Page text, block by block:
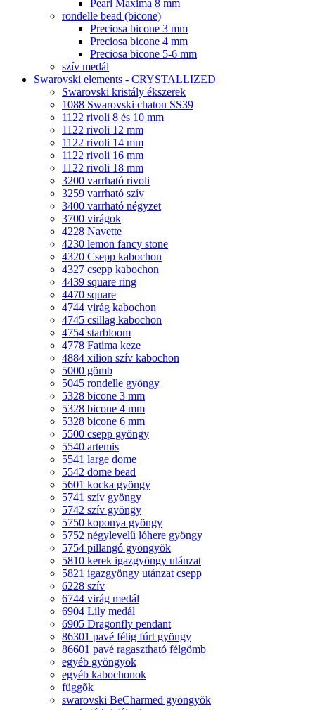
Pearl Maxima 8 mm
rondelle bead (bicone)
Preciosa bicone 3 mm
Preciosa bicone 4 mm
Preciosa bicone 5-6 mm
szív medál
Swarovski elements - CRYSTALLIZED
Swarovski kristály ékszerek
1088 Swarovski chaton SS39
1122 rivoli 8 és 10 mm
1122 rivoli 12 mm
1122 rivoli 14 mm
1122 rivoli 16 mm
1122 rivoli 18 mm
3200 varrható rivoli
3259 varrható szív
3400 varrható négyzet
3700 virágok
4228 Navette
4230 lemon fancy stone
4320 Csepp kabochon
4327 csepp kabochon
4439 square ring
4470 square
4744 virág kabochon
4745 csillag kabochon
4754 starbloom
4778 Fatima keze
4884 xilion szív kabochon
5000 gömb
5045 rondelle gyöngy
5328 bicone 3 mm
5328 bicone 4 mm
5328 bicone 6 mm
5500 csepp gyöngy
5540 artemis
5541 large dome
5542 dome bead
5601 kocka gyöngy
5741 szív gyöngy
5742 szív gyöngy
5750 koponya gyöngy
5752 négylevelű lóhere gyöngy
5754 pillangó gyöngyök
5810 kerek igazgyöngy utánzat
5821 igazgyöngy utánzat csepp
6228 szív
6744 virág medál
6904 Lily medál
6905 Dragonfly pendant
86301 pavé félig fúrt gyöngy
86601 pavé ragasztható félgömb
egyéb gyöngyök
egyéb kabochonok
függõk
swarovski BeCharmed gyöngyök